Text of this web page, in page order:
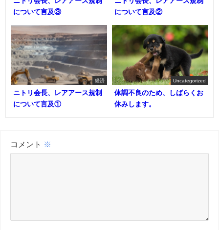
について言及③
について言及②
経済
ニトリ会長、レアアース規制
について言及①
Uncategorized
体調不良のため、しばらくお
休みします。
コメント ※